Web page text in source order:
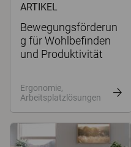
ARTIKEL
Bewegungsförderun
g für Wohlbefinden
und Produktivität
Ergonomie,
Arbeitsplatzlösungen